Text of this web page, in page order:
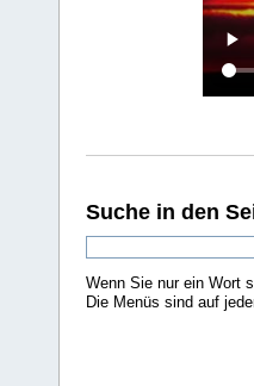
Suche in den
Wenn Sie nur ein Wort
Die Menüs sind auf